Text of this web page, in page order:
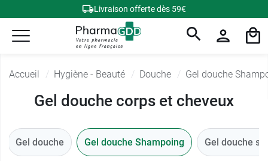
Livraison offerte dès 59€
Accueil Hygiène - Beauté Douche Gel douche
Gel douche corps et cheveux
Gel douche Gel douche Shampoing Gel douche